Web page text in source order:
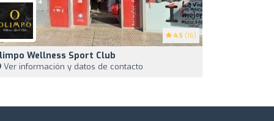
4.5 (16)
Wellness Sport Club
Ver información y datos de contacto